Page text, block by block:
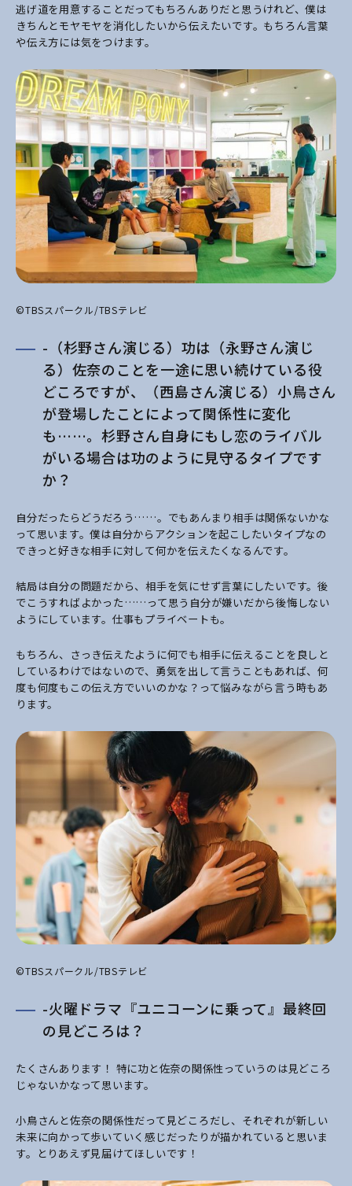
逃げ道を用意することだってもちろんありだと思うけれど、僕は
きちんとモヤモヤを消化したいから伝えたいです。もちろん言葉
や伝え方には気をつけます。
©TBSスパークル/TBSテレビ
-（杉野さん演じる）功は（永野さん演じ
る）佐奈のことを一途に思い続けている役
どころですが、（西島さん演じる）小鳥さん
が登場したことによって関係性に変化
も……。杉野さん自身にもし恋のライバル
がいる場合は功のように見守るタイプです
か？
自分だったらどうだろう……。でもあんまり相手は関係ないかな
って思います。僕は自分からアクションを起こしたいタイプなの
できっと好きな相手に対して何かを伝えたくなるんです。
結局は自分の問題だから、相手を気にせず言葉にしたいです。後
でこうすればよかった……って思う自分が嫌いだから後悔しない
ようにしています。仕事もプライベートも。
もちろん、さっき伝えたように何でも相手に伝えることを良しと
しているわけではないので、勇気を出して言うこともあれば、何
度も何度もこの伝え方でいいのかな？って悩みながら言う時もあ
ります。
©TBSスパークル/TBSテレビ
-火曜ドラマ『ユニコーンに乗って』最終回
の見どころは？
たくさんあります！ 特に功と佐奈の関係性っていうのは見どころ
じゃないかなって思います。
小鳥さんと佐奈の関係性だって見どころだし、それぞれが新しい
未来に向かって歩いていく感じだったりが描かれていると思いま
す。とりあえず見届けてほしいです！